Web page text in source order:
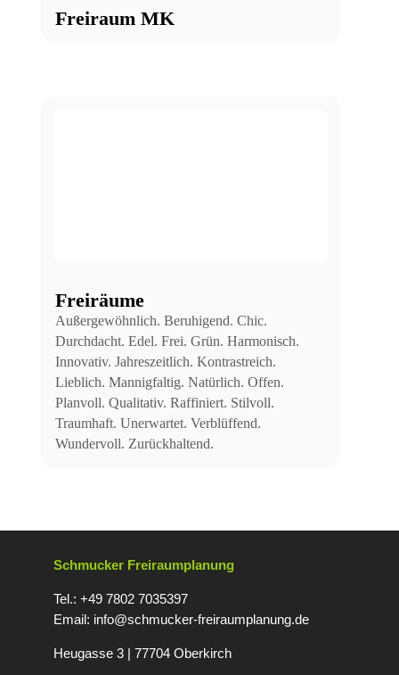
Freiraum MK
Freiräume
Außergewöhnlich. Beruhigend. Chic.
Durchdacht. Edel. Frei. Grün. Harmonisch.
Innovativ. Jahreszeitlich. Kontrastreich.
Lieblich. Mannigfaltig. Natürlich. Offen.
Planvoll. Qualitativ. Raffiniert. Stilvoll.
Traumhaft. Unerwartet. Verblüffend.
Wundervoll. Zurückhaltend.
Schmucker Freiraumplanung
Tel.: +49 7802 7035397
Email: info@schmucker-freiraumplanung.de
Heugasse 3 | 77704 Oberkirch